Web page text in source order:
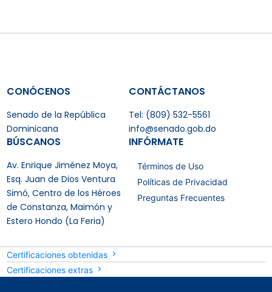
CONÓCENOS
Senado de la República
Dominicana
CONTÁCTANOS
Tel: (809) 532-5561
info@senado.gob.do
BÚSCANOS
Av. Enrique Jiménez Moya,
Esq. Juan de Dios Ventura
Simó, Centro de los Héroes
de Constanza, Maimón y
Estero Hondo (La Feria)
INFÓRMATE
Términos de Uso
Políticas de Privacidad
Preguntas Frecuentes
Certificaciones obtenidas
Certificaciones extras